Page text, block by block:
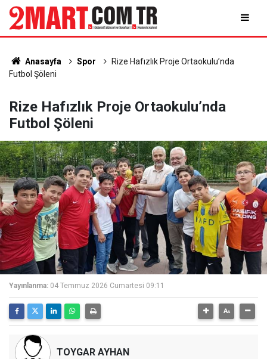
Anasayfa Spor
Rize Hafızlık Proje Ortaokulu’nda
Futbol Şöleni
Rize Hafızlık Proje Ortaokulu’nda
Futbol Şöleni
Yayınlanma: 04 Temmuz 2026 Cumartesi 09:11
TOYGAR AYHAN